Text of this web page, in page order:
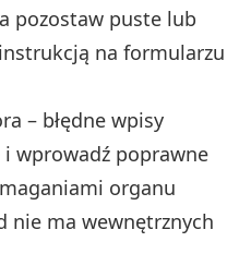
pozostaw puste lub
na formularzu
– błędne wpisy
wprowadź poprawne
organu
nie ma wewnętrznych